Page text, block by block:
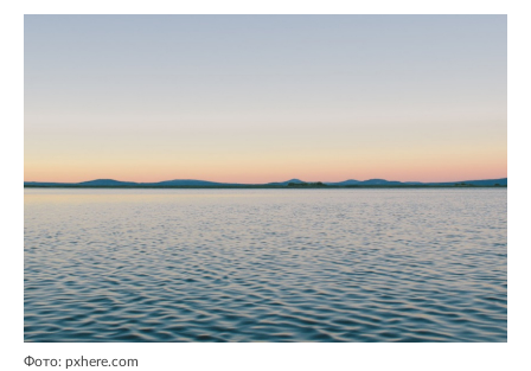
Фото: pxhere.com